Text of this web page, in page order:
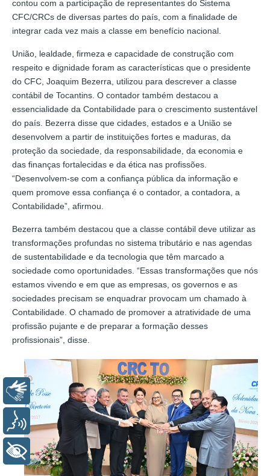
contou com a participação de representantes do Sistema
CFC/CRCs de diversas partes do país, com a finalidade de
integrar cada vez mais a classe em benefício nacional.
União, lealdade, firmeza e capacidade de construção com
respeito e dignidade foram as características que o presidente
do CFC, Joaquim Bezerra, utilizou para descrever a classe
contábil de Tocantins. O contador também destacou a
essencialidade da Contabilidade para o crescimento sustentável
do país. Bezerra disse que cidades, estados e a União se
desenvolvem a partir de instituições fortes e maduras, da
proteção da sociedade, da responsabilidade, da economia e
das finanças fortalecidas e da ética nas profissões.
“Desenvolvem-se com a confiança pública da informação e
quem promove essa confiança é o contador, a contadora, a
Contabilidade”, afirmou.
Bezerra também destacou que a classe contábil deve utilizar as
transformações profundas no sistema tributário e nas agendas
de sustentabilidade e da tecnologia que têm marcado a
sociedade como oportunidades. “Essas transformações que nós
estamos vivendo e em que as empresas, os governos e as
sociedades precisam se enquadrar provocam um chamado à
Contabilidade. O chamado de promover a atratividade de uma
profissão pujante e de preparar a formação desses
profissionais”, disse.
Libras
Voz
+ Acessibilidade